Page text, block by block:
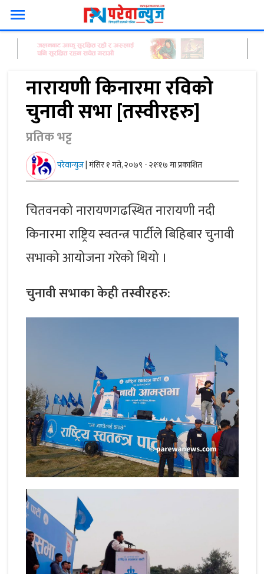
menu
नारायणी किनारमा रविको
चुनावी सभा [तस्वीरहरु]
प्रतिक भट्ट
परेवान्युज|मंसिर १ गते, २०७९ - २१ः१७ मा प्रकाशित
चितवनको नारायणगढस्थित नारायणी नदी
किनारमा राष्ट्रिय स्वतन्त्र पार्टीले बिहिबार चुनावी
सभाको आयोजना गरेको थियो ।
चुनावी सभाका केही तस्वीरहरु: